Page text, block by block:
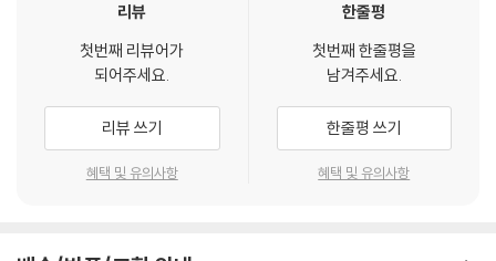
리뷰
첫번째 리뷰어가
되어주세요.
리뷰 쓰기
혜택 및 유의사항
한줄평
첫번째 한줄평을
남겨주세요.
한줄평 쓰기
혜택 및 유의사항